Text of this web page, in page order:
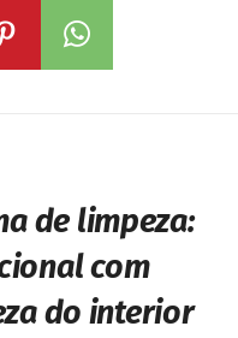
de limpeza:
com
do interior